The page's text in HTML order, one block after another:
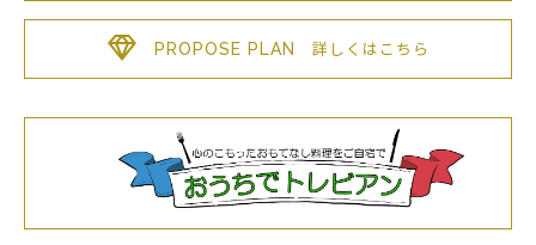
PROPOSE PLAN 詳しくはこちら